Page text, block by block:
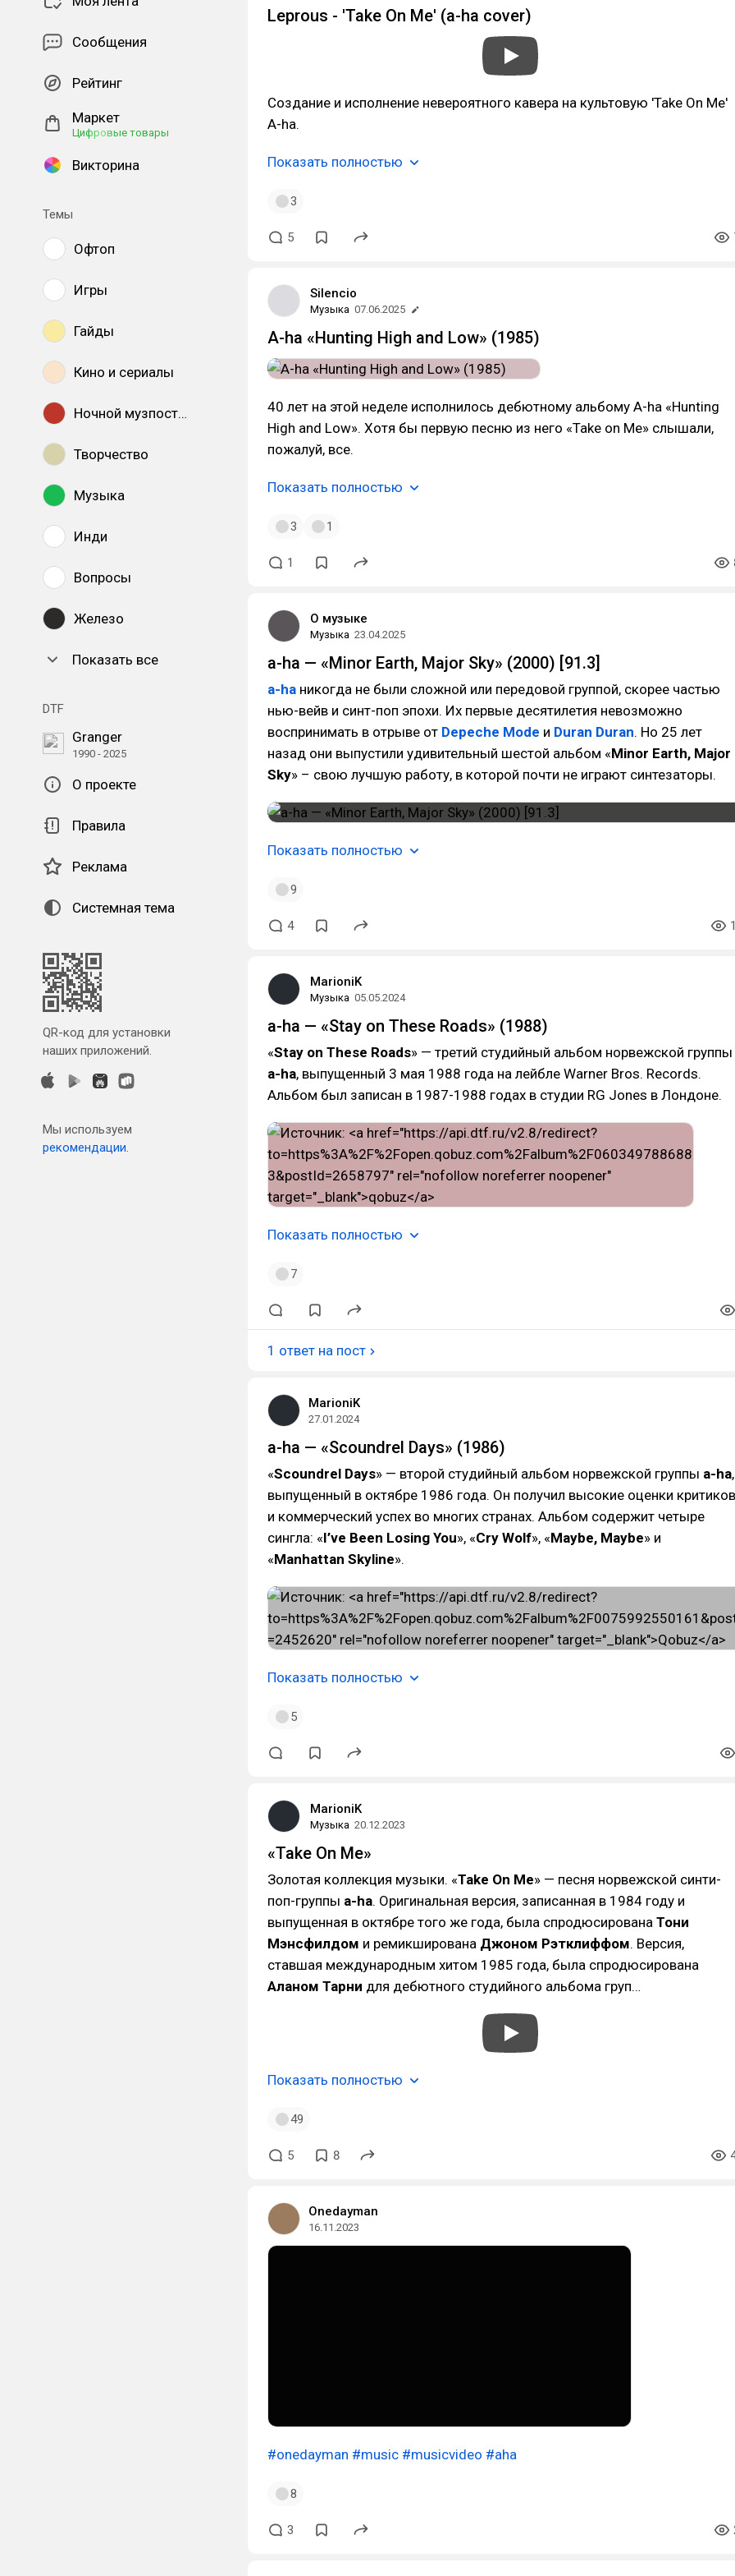
Сообщения
Рейтинг
Маркет
Цифровые товары
Викторина
Темы
Офтоп
Игры
Гайды
Кино и сериалы
Ночной музпостинг
Творчество
Музыка
Инди
Вопросы
Железо
Показать все
DTF
Granger
1990 - 2025
О проекте
Правила
Реклама
Системная тема
QR-код для установки
наших приложений.
Мы используем
рекомендации.
Leprous - 'Take On Me' (a-ha cover)
Создание и исполнение невероятного кавера на культовую 'Take On Me'
A-ha.
Показать полностью
3
5
Silencio
Музыка 07.06.2025
A-ha «Hunting High and Low» (1985)
40 лет на этой неделе исполнилось дебютному альбому A-ha «Hunting
High and Low». Хотя бы первую песню из него «Take on Me» слышали,
пожалуй, все.
Показать полностью
3 1
1
О музыке
Музыка 23.04.2025
a-ha — «Minor Earth, Major Sky» (2000) [91.3]
a-ha никогда не были сложной или передовой группой, скорее частью
нью-вейв и синт-поп эпохи. Их первые десятилетия невозможно
воспринимать в отрыве от Depeche Mode и Duran Duran. Но 25 лет
назад они выпустили удивительный шестой альбом «Minor Earth, Major
Sky» – свою лучшую работу, в которой почти не играют синтезаторы.
Показать полностью
9
4
MarioniK
Музыка 05.05.2024
a-ha — «Stay on These Roads» (1988)
«Stay on These Roads» — третий студийный альбом норвежской группы
a-ha, выпущенный 3 мая 1988 года на лейбле Warner Bros. Records.
Альбом был записан в 1987-1988 годах в студии RG Jones в Лондоне.
Показать полностью
7
1 ответ на пост
MarioniK
27.01.2024
a-ha — «Scoundrel Days» (1986)
«Scoundrel Days» — второй студийный альбом норвежской группы a-ha,
выпущенный в октябре 1986 года. Он получил высокие оценки критиков
и коммерческий успех во многих странах. Альбом содержит четыре
сингла: «I’ve Been Losing You», «Cry Wolf», «Maybe, Maybe» и
«Manhattan Skyline».
Показать полностью
5
MarioniK
Музыка 20.12.2023
«Take On Me»
Золотая коллекция музыки. «Take On Me» — песня норвежской синти-
поп-группы a-ha. Оригинальная версия, записанная в 1984 году и
выпущенная в октябре того же года, была спродюсирована Тони
Мэнсфилдом и ремикширована Джоном Рэтклиффом. Версия,
ставшая международным хитом 1985 года, была спродюсирована
Аланом Тарни для дебютного студийного альбома груп…
Показать полностью
49
5 8
Onedayman
16.11.2023
#onedayman #music #musicvideo #aha
8
3